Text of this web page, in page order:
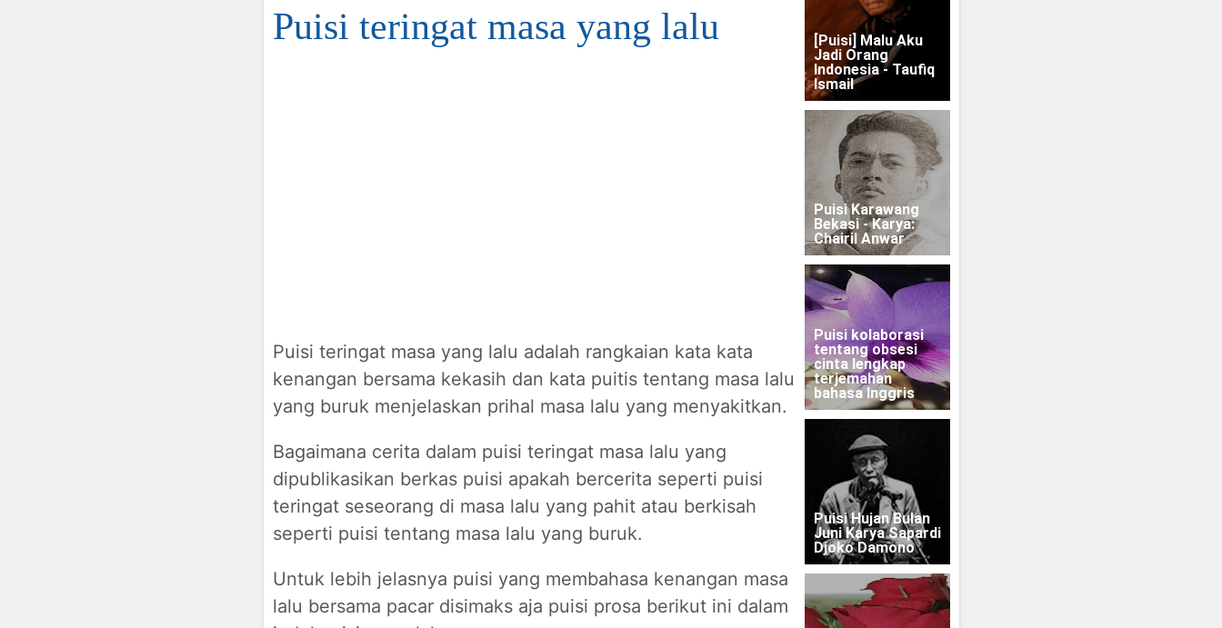
Puisi teringat masa yang lalu
Puisi teringat masa yang lalu adalah rangkaian kata kata
kenangan bersama kekasih dan kata puitis tentang masa lalu
yang buruk menjelaskan prihal masa lalu yang menyakitkan.
Bagaimana cerita dalam puisi teringat masa lalu yang
dipublikasikan berkas puisi apakah bercerita seperti puisi
teringat seseorang di masa lalu yang pahit atau berkisah
seperti puisi tentang masa lalu yang buruk.
Untuk lebih jelasnya puisi yang membahasa kenangan masa
lalu bersama pacar disimaks aja puisi prosa berikut ini dalam
[Puisi] Malu Aku
Jadi Orang
Indonesia - Taufiq
Ismail
Puisi Karawang
Bekasi - Karya:
Chairil Anwar
Puisi kolaborasi
tentang obsesi
cinta lengkap
terjemahan
bahasa Inggris
Puisi Hujan Bulan
Juni Karya Sapardi
Djoko Damono